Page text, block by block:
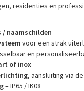
residenties en
/ naamschilden
voor een strak
en
of inox
aansluiting via
– IP65 / IK08